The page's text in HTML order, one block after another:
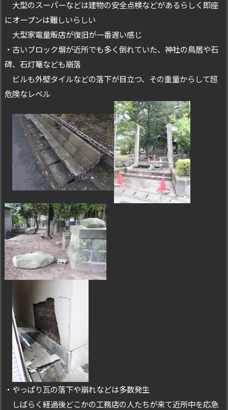
大型のスーパーなどは建物の安全点検などがあるらしく即座
にオープンは難しいらしい
大型家電量販店が復旧が一番遅い感じ
・古いブロック塀が近所でも多く倒れていた、神社の鳥居や石
碑、石灯篭なども崩落
ビルも外壁タイルなどの落下が目立つ、その重量からして超
危険なレベル
・やっぱり瓦の落下や崩れなどは多数発生
しばらく経過後どこかの工務店の人たちが来て近所中を応急